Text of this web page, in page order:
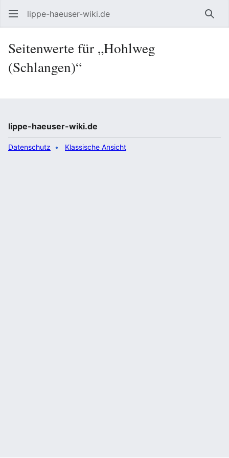
lippe-haeuser-wiki.de
Seitenwerte für „Hohlweg
(Schlangen)“
lippe-haeuser-wiki.de
Datenschutz Klassische Ansicht